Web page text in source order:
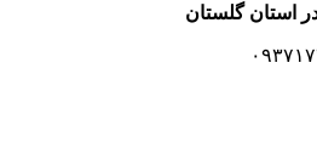
استان گلستان